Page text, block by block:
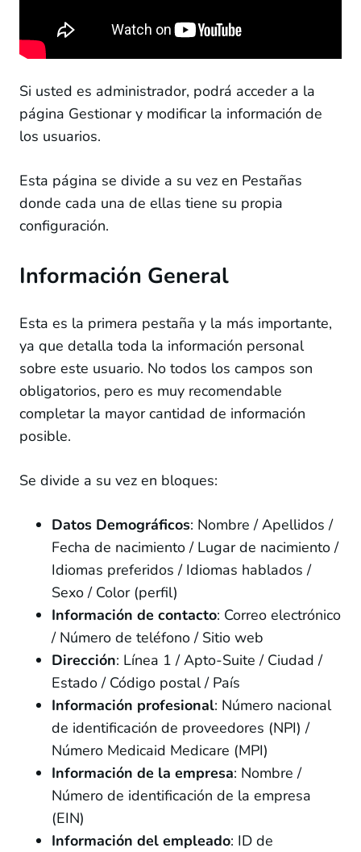
Reportes
Documentos de RRHH Requeridos
Añadiendo documentos de RRHH a Configuración
Restringir las acciones de los usuarios debido a
documentos caducados o faltantes
Clientes
Archivos
Dispositivos
Guardar la firma del usuario
Plan de Servicios *
Recopilación de datos y Gráficos
6 lessons
Agencia **
Soporte
Culminación del curso: será el final?
Si usted es administrador, podrá acceder a la
página Gestionar y modificar la información de
los usuarios.
Esta página se divide a su vez en Pestañas
donde cada una de ellas tiene su propia
configuración.
Información General
Esta es la primera pestaña y la más importante,
ya que detalla toda la información personal
sobre este usuario. No todos los campos son
obligatorios, pero es muy recomendable
completar la mayor cantidad de información
posible.
Se divide a su vez en bloques:
Datos Demográficos: Nombre / Apellidos /
Fecha de nacimiento / Lugar de nacimiento /
Idiomas preferidos / Idiomas hablados /
Sexo / Color (perfil)
Información de contacto: Correo electrónico
/ Número de teléfono / Sitio web
Dirección: Línea 1 / Apto-Suite / Ciudad /
Estado / Código postal / País
Información profesional: Número nacional
de identificación de proveedores (NPI) /
Número Medicaid Medicare (MPI)
Información de la empresa: Nombre /
Número de identificación de la empresa
(EIN)
Información del empleado: ID de